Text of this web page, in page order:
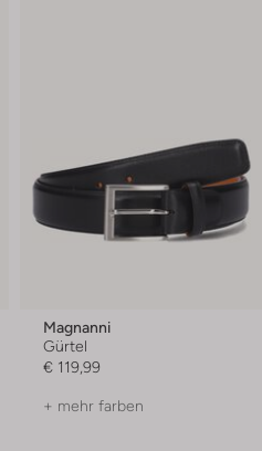
Magnanni
Gürtel
€ 119,99
+ mehr farben